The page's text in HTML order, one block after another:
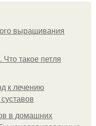
выращивания
такое петля
к лечению
в домашних